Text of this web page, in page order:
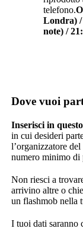
telefono.
Londra) /
note) /
Dove vuoi
Inserisci in
in cui desideri
l’organizzatore
numero minimo di
Non riesci a
arrivino altre o
un flashmob nella
I tuoi dati saranno